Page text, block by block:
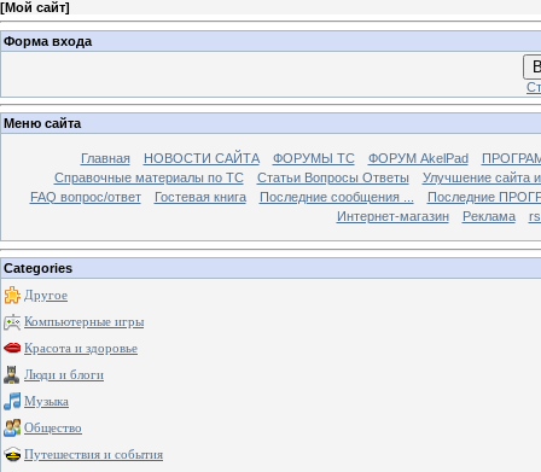
[Мой сайт]
Форма входа
Меню сайта
Главная НОВОСТИ САЙТА ФОРУМЫ TC ФОРУМ AkelPad
Справочные материалы по TС
Статьи Вопросы Ответы
Улучшение сайта
FAQ вопрос/ответ
Гостевая книга Последние сообщения ...
Последние
Интернет-магазин
Реклама
Categories
Другое
Компьютерные игры
Красота и здоровье
Люди и блоги
Музыка
Общество
Путешествия и события